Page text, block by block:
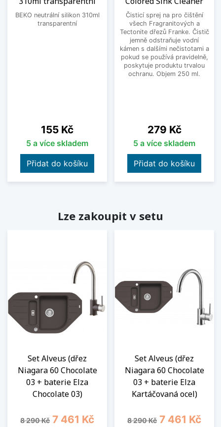
BEKO neutrální silikon 310ml
transparentní
Cena
155 Kč
5 a více skladem
Přidat do košíku
Čisticí sprej na pro čištění
všech Fragranitových a
Tectonite dřezů Franke. Čistič
jemně odstraňuje vodní
kámen s dalšími nečistotami a
pokud se používá pravidelně,
poskytuje produktu trvalou
ochranu. Objem 250 ml.
Cena
279 Kč
5 a více skladem
Přidat do košíku
Lze zakoupit v setu
Set Alveus (dřez
Niagara 60 Chocolate
03 + baterie Elza
Chocolate 03)
Běžná cena
8 290 Kč Cena
7 461 Kč
Set Alveus (dřez
Niagara 60 Chocolate
03 + baterie Elza
Kartáčovaná ocel)
Běžná cena
8 290 Kč Cena
7 461 Kč